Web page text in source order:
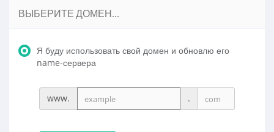
ВЫБЕРИТЕ ДОМЕН...
Я буду использовать свой домен и обновлю его
name-сервера
www. .